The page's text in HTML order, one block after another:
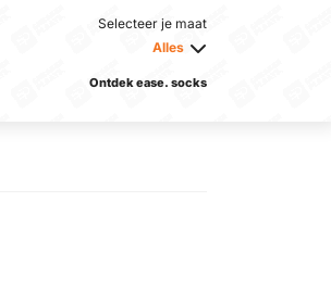
Selecteer je maat
Alles
Ontdek ease. socks